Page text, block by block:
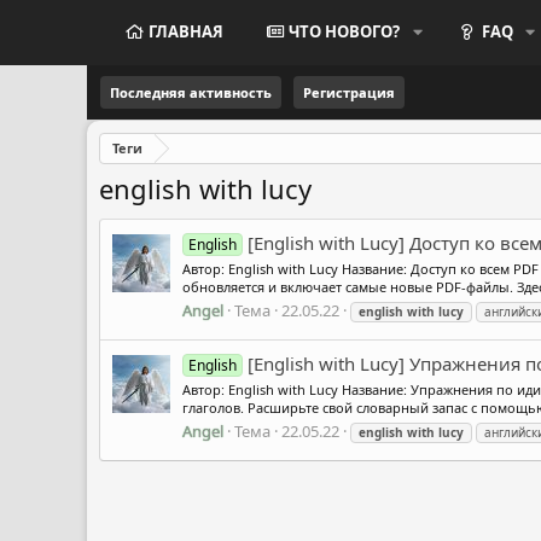
ГЛАВНАЯ ЧТО НОВОГО? FAQ
Последняя активность Регистрация
Теги
english with lucy
English [English with Lucy] Доступ ко
Автор: English with Lucy Название: Доступ ко всем
обновляется и включает самые новые PDF-файлы.
Angel Тема 22.05.22 english with lucy
English [English with Lucy] Упражнения
Автор: English with Lucy Название: Упражнения по
глаголов. Расширьте свой словарный запас с
Angel Тема 22.05.22 english with lucy